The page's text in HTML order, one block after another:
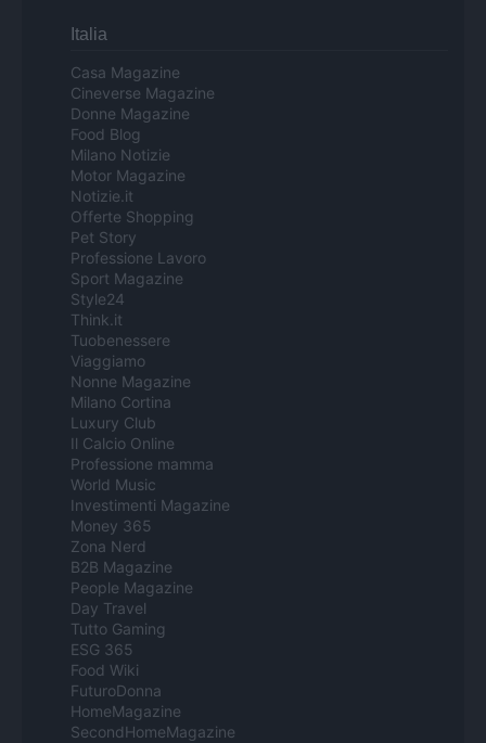
Italia
Casa Magazine
Cineverse Magazine
Donne Magazine
Food Blog
Milano Notizie
Motor Magazine
Notizie.it
Offerte Shopping
Pet Story
Professione Lavoro
Sport Magazine
Style24
Think.it
Tuobenessere
Viaggiamo
Nonne Magazine
Milano Cortina
Luxury Club
Il Calcio Online
Professione mamma
World Music
Investimenti Magazine
Money 365
Zona Nerd
B2B Magazine
People Magazine
Day Travel
Tutto Gaming
ESG 365
Food Wiki
FuturoDonna
HomeMagazine
SecondHomeMagazine